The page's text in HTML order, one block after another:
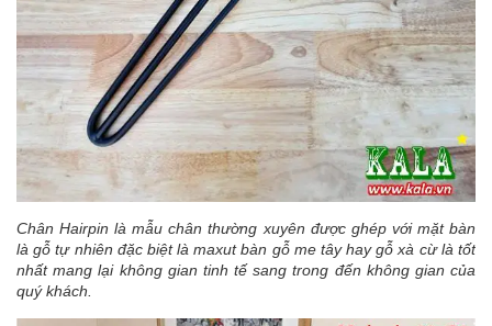
Chân Hairpin là mẫu chân thường xuyên được ghép với mặt bàn
là gỗ tự nhiên đặc biệt là maxut bàn gỗ me tây hay gỗ xà cừ là tốt
nhất mang lại không gian tinh tế sang trong đến không gian của
quý khách.